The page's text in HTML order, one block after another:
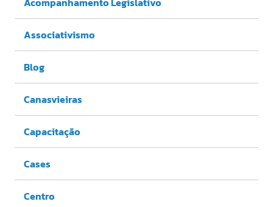
Associativismo
Blog
Canasvieiras
Capacitação
Cases
Centro